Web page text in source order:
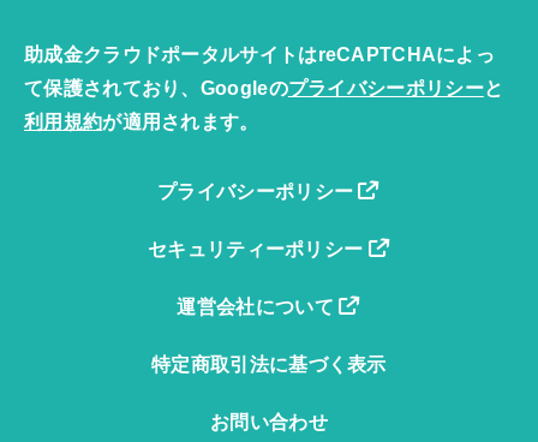
助成金クラウドポータルサイトはreCAPTCHAによっ
て保護されており、Googleのプライバシーポリシーと
利用規約が適用されます。
プライバシーポリシー
セキュリティーポリシー
運営会社について
特定商取引法に基づく表示
お問い合わせ